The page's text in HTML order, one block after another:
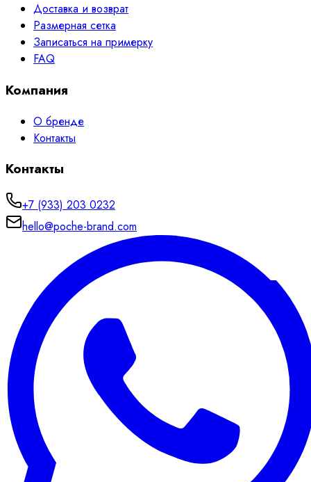
Доставка и возврат
Размерная сетка
Записаться на примерку
FAQ
Компания
О бренде
Контакты
Контакты
+7 (933) 203 0232
hello@poche-brand.com